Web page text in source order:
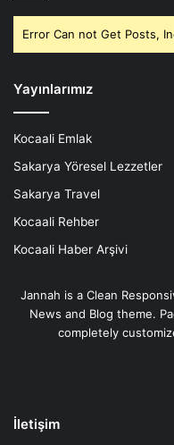
Error Can not Get Posts,
Yayınlarımız
Kocaali Emlak
Sakarya Yöresel Lezzetler
Sakarya Travel
Kocaali Rehber
Kocaali Haber Arşivi
Jannah is a Clean
News and Blog theme.
completely
İletişim